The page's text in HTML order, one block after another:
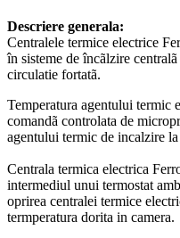
Descriere generala:
Centralele termice electrice
în sisteme de încãlzire
circulatie fortatã.
Temperatura agentului termic
comandã controlata de
agentului termic de incalzire
Centrala termica electrica
intermediul unui termostat
oprirea centralei termice
termperatura dorita in camera.